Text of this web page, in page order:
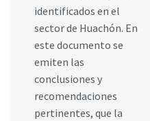
identificados en el
sector de Huachón. En
este documento se
emiten las
conclusiones y
recomendaciones
pertinentes, que la